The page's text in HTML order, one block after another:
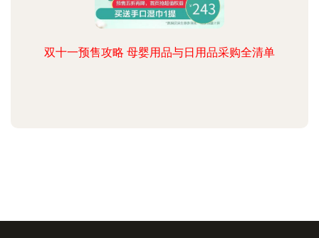
双十一预售攻略 母婴用品与日用品采购全清单